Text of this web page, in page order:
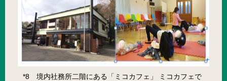
*8 境内社務所二階にある「ミコカフェ」 ミコカフェで